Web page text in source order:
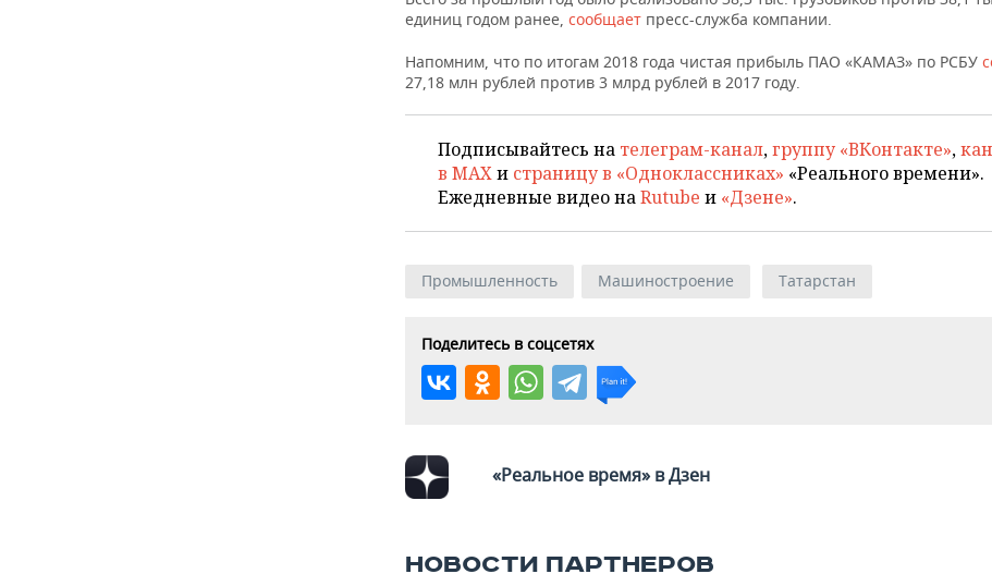
единиц годом ранее, сообщает пресс-служба компании.
Напомним, что по итогам 2018 года чистая прибыль ПАО «КАМАЗ» по РСБУ
27,18 млн рублей против 3 млрд рублей в 2017 году.
Подписывайтесь на телеграм-канал,группу «ВКонтакте»,
в MAXи страницу в «Одноклассниках» «Реального времени».
Ежедневные видео наRutube и «Дзене».
Промышленность Машиностроение Татарстан
Поделитесь в соцсетях
«Реальное время» в Дзен
НОВОСТИ ПАРТНЕРОВ